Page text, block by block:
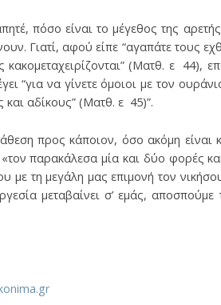
πόσο είναι το μέγεθος της
Γιατί, αφού είπε “αγαπάτε τους
(Ματθ. ε 44),
“για να γίνετε όμοιοι με τον
και αδίκους” (Ματθ. ε 45)”.
προς κάποιον, όσο ακόμη
παρακάλεσα μία και δύο φορές
με τη μεγάλη μας επιμονή τον
μεταβαίνει σ’ εμάς,